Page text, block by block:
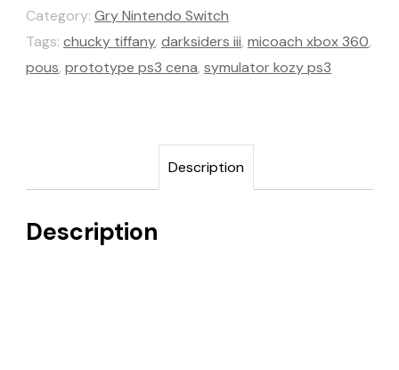
Category: Gry Nintendo Switch
Tags: chucky tiffany, darksiders iii, micoach xbox 360,
pous, prototype ps3 cena, symulator kozy ps3
Description
Description